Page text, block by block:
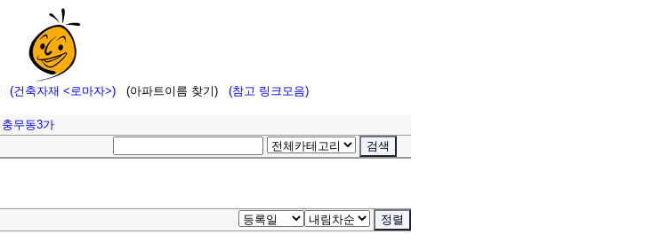
(건축자재 <로마자>) (아파트이름 찾기) (참고 링크모음)
충무동3가